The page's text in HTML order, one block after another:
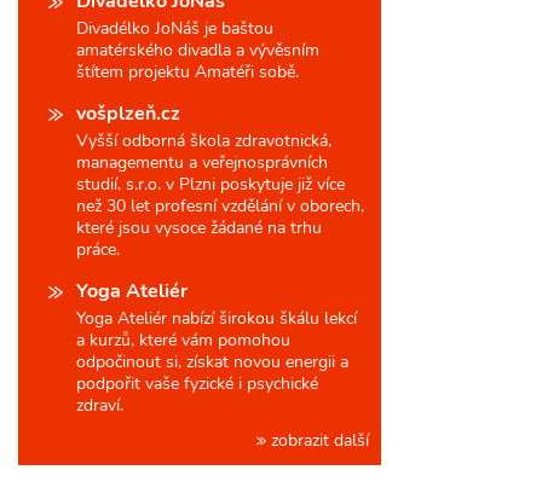
Divadélko JoNáš je baštou
amatérského divadla a vývěsním
štítem projektu Amatéři sobě.
vošplzeň.cz
Vyšší odborná škola zdravotnická,
managementu a veřejnosprávních
studií, s.r.o. v Plzni poskytuje již více
než 30 let profesní vzdělání v oborech,
které jsou vysoce žádané na trhu
práce.
Yoga Ateliér
Yoga Ateliér nabízí širokou škálu lekcí
a kurzů, které vám pomohou
odpočinout si, získat novou energii a
podpořit vaše fyzické i psychické
zdraví.
zobrazit další